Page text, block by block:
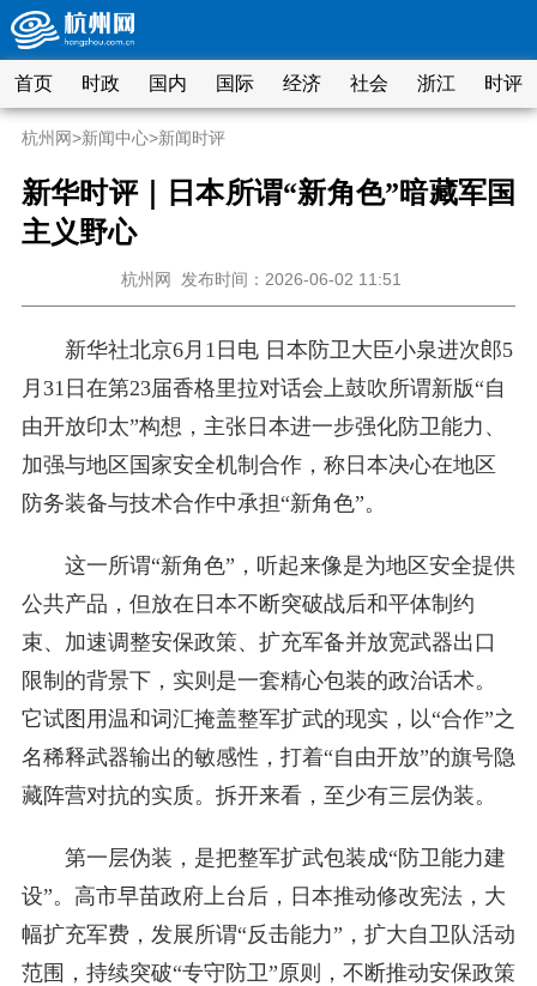
首页 时政 国内 国际 经济 社会 浙江 时评
杭州网>新闻中心>新闻时评
新华时评｜日本所谓“新角色”暗藏军国
主义野心
杭州网 发布时间：2026-06-02 11:51
新华社北京6月1日电 日本防卫大臣小泉进次郎5
月31日在第23届香格里拉对话会上鼓吹所谓新版“自
由开放印太”构想，主张日本进一步强化防卫能力、
加强与地区国家安全机制合作，称日本决心在地区
防务装备与技术合作中承担“新角色”。
这一所谓“新角色”，听起来像是为地区安全提供
公共产品，但放在日本不断突破战后和平体制约
束、加速调整安保政策、扩充军备并放宽武器出口
限制的背景下，实则是一套精心包装的政治话术。
它试图用温和词汇掩盖整军扩武的现实，以“合作”之
名稀释武器输出的敏感性，打着“自由开放”的旗号隐
藏阵营对抗的实质。拆开来看，至少有三层伪装。
第一层伪装，是把整军扩武包装成“防卫能力建
设”。高市早苗政府上台后，日本推动修改宪法，大
幅扩充军费，发展所谓“反击能力”，扩大自卫队活动
范围，持续突破“专守防卫”原则，不断推动安保政策